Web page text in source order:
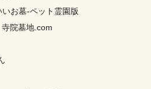
いお墓-ペット霊園版
寺院墓地.com